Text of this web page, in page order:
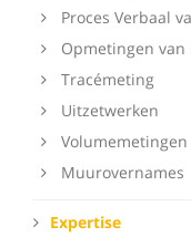
Proces Verbaal
Opmetingen
Tracémeting
Uitzetwerken
Volumemetingen
Muurovernames
Expertise